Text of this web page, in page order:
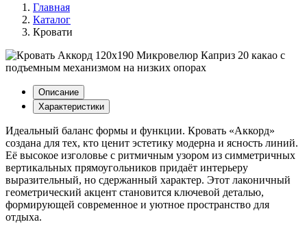
Главная
Каталог
Кровати
Описание
Характеристики
Идеальный баланс формы и функции. Кровать «Аккорд»
создана для тех, кто ценит эстетику модерна и ясность линий.
Её высокое изголовье с ритмичным узором из симметричных
вертикальных прямоугольников придаёт интерьеру
выразительный, но сдержанный характер. Этот лаконичный
геометрический акцент становится ключевой деталью,
формирующей современное и уютное пространство для
отдыха.